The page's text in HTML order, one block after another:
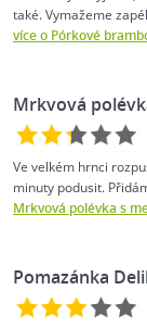
také. Vymažeme
více o Pórkové
Mrkvová
Ve velkém hrnci
minuty podusit.
Mrkvová polévka s
Pomazánka